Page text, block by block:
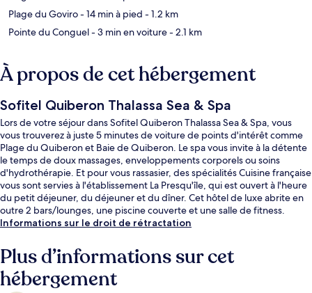
Plage du Goviro- 14 min à pied - 1.2 km
Pointe du Conguel- 3 min en voiture- 2.1 km
À propos de cet hébergement
Sofitel Quiberon Thalassa Sea & Spa
Lors de votre séjour dans Sofitel Quiberon Thalassa Sea & Spa, vous
vous trouverez à juste 5 minutes de voiture de points d'intérêt comme
Plage du Quiberon et Baie de Quiberon. Le spa vous invite à la détente
le temps de doux massages, enveloppements corporels ou soins
d'hydrothérapie. Et pour vous rassasier, des spécialités Cuisine française
vous sont servies à l'établissement La Presqu'île, qui est ouvert à l'heure
du petit déjeuner, du déjeuner et du dîner. Cet hôtel de luxe abrite en
outre 2 bars/lounges, une piscine couverte et une salle de fitness.
Informations sur le droit de rétractation
Plus d’informations sur cet
hébergement